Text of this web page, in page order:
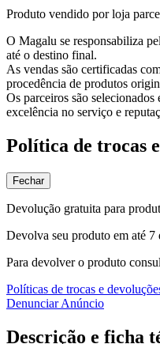
Produto vendido por loja
O Magalu se responsabiliza
até o destino final.
As vendas são certificadas
procedência de produtos
Os parceiros são
excelência no serviço e
Política de trocas
Fechar
Devolução gratuita para
Devolva seu produto em até 7
Para devolver o produto
Políticas de trocas e
Denunciar Anúncio
Descrição e ficha